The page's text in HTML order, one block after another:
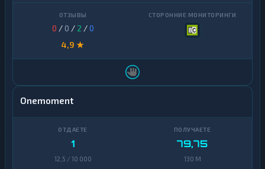
0 / 0 / 2 /0
4,9 ★
Onemoment
1
12,5 / 10 000
79,75
130 M